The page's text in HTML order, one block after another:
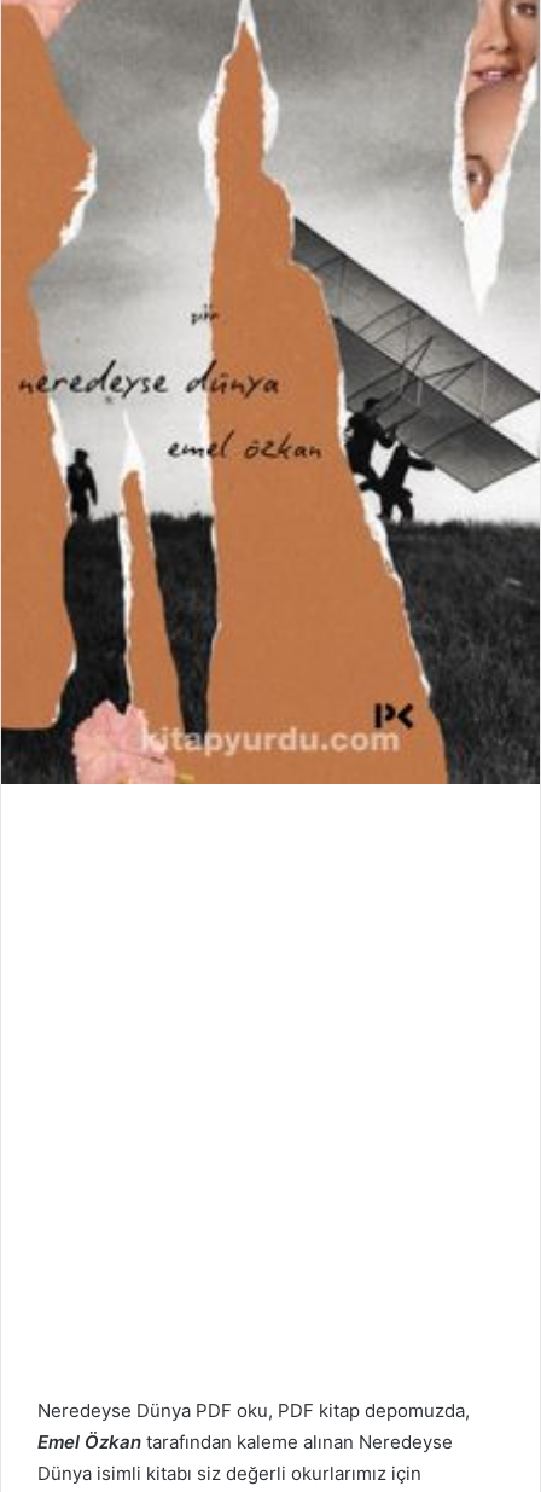
Neredeyse Dünya PDF oku, PDF kitap depomuzda,
Emel Özkan tarafından kaleme alınan Neredeyse
Dünya isimli kitabı siz değerli okurlarımız için